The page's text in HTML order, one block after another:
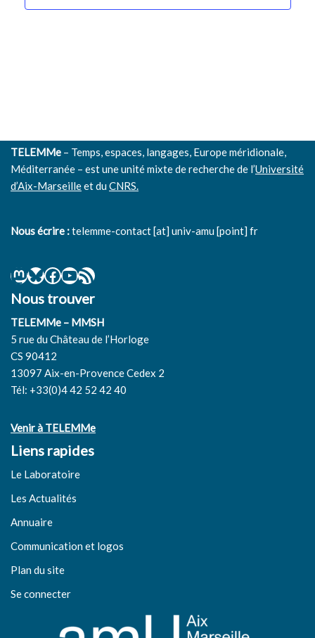
TELEMMe – Temps, espaces, langages, Europe méridionale,
Méditerranée – est une unité mixte de recherche de l’Université
d’Aix-Marseilleet duCNRS.
Nous écrire :telemme-contact [at] univ-amu [point] fr
Nous trouver
TELEMMe – MMSH
5 rue du Château de l’Horloge
CS 90412
13097 Aix-en-Provence Cedex 2
Tél: +33(0)4 42 52 42 40
Venir à TELEMMe
Liens rapides
Le Laboratoire
Les Actualités
Annuaire
Communication et logos
Plan du site
Se connecter